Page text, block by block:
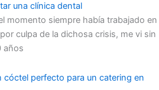
una clínica dental
momento siempre había trabajado en
culpa de la dichosa crisis, me vi sin
años
cóctel perfecto para un catering en